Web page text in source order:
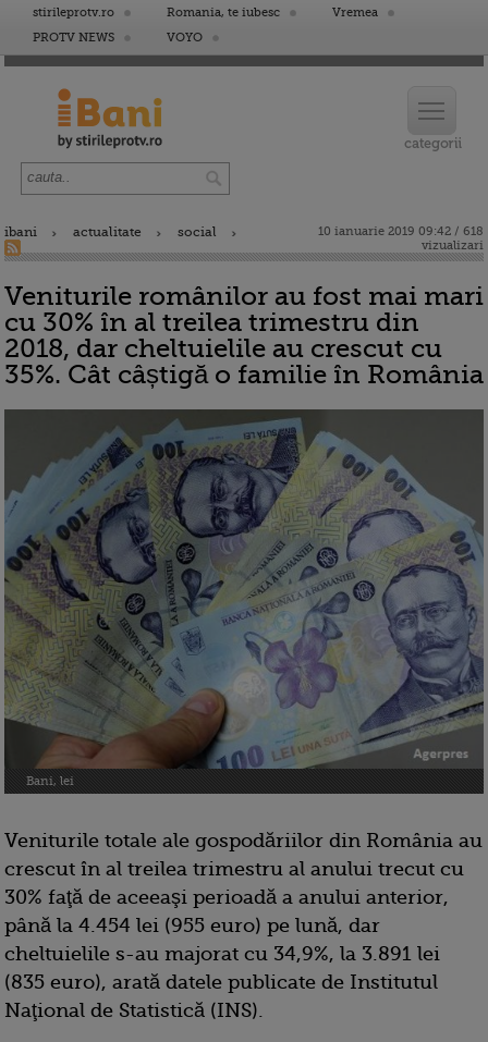
stirileprotv.ro Romania, te iubesc
Vremea
PROTV NEWS
VOYO
ibani actualitate social
10 ianuarie 2019 09:42 / 618
vizualizari
Veniturile românilor au fost mai mari
cu 30% în al treilea trimestru din
2018, dar cheltuielile au crescut cu
35%. Cât câștigă o familie în România
Bani, lei
Veniturile totale ale gospodăriilor din România au
crescut în al treilea trimestru al anului trecut cu
30% faţă de aceeaşi perioadă a anului anterior,
până la 4.454 lei (955 euro) pe lună, dar
cheltuielile s-au majorat cu 34,9%, la 3.891 lei
(835 euro), arată datele publicate de Institutul
Naţional de Statistică (INS).